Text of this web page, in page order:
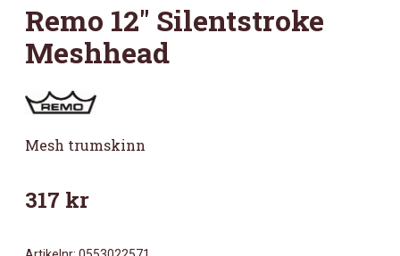
Remo 12″ Silentstroke
Meshhead
Mesh trumskinn
317 kr